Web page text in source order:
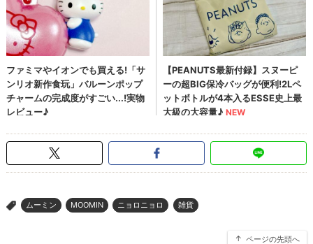
> ムーミン MOOMIN ニョロニョロ 雑貨
ページの先頭へ